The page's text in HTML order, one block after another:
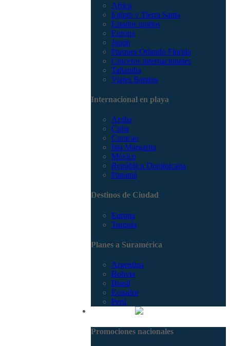
Africa
Egipto y Tierra Santa
Estados unidos
Europa
Japón
Parques Orlando Florida
Cruceros internacionales
Tailandia
Viajes Baratos
Internacional en playa
Aruba
Cuba
Curacao
Isla Margarita
México
República Dominicana
Panamá
Destinos de Ciudad
Europa
Turquía
Planes a Suramérica
Argentina
Bolivia
Brasil
Ecuador
Perú
Promociones nacionales